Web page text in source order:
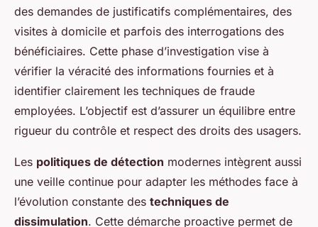
des demandes de justificatifs complémentaires, des
visites à domicile et parfois des interrogations des
bénéficiaires. Cette phase d’investigation vise à
vérifier la véracité des informations fournies et à
identifier clairement les techniques de fraude
employées. L’objectif est d’assurer un équilibre entre
rigueur du contrôle et respect des droits des usagers.
Les politiques de détection modernes intègrent aussi
une veille continue pour adapter les méthodes face à
l’évolution constante des techniques de
dissimulation. Cette démarche proactive permet de